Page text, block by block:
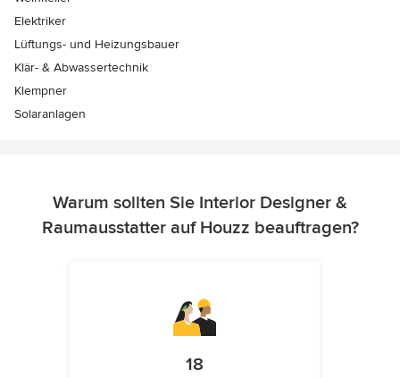
Elektriker
Lüftungs- und Heizungsbauer
Klär- & Abwassertechnik
Klempner
Solaranlagen
Warum sollten Sie Interior Designer &
Raumausstatter auf Houzz beauftragen?
18